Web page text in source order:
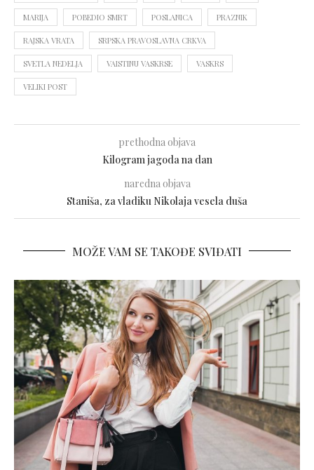
MARIJA POBEDIO SMRT POSLANICA PRAZNIK
RAJSKA VRATA SRPSKA PRAVOSLAVNA CRKVA
SVETLA NEDELJA VAISTINU VASKRSE VASKRS
VELIKI POST
prethodna objava
Kilogram jagoda na dan
naredna objava
Staniša, za vladiku Nikolaja vesela duša
MOŽE VAM SE TAKOĐE SVIĐATI